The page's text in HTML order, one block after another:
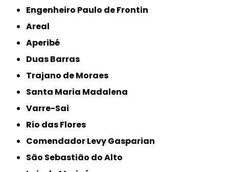
Engenheiro Paulo de Frontin
Areal
Aperibé
Duas Barras
Trajano de Moraes
Santa Maria Madalena
Varre-Sai
Rio das Flores
Comendador Levy Gasparian
São Sebastião do Alto